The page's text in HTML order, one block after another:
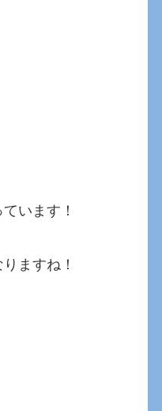
います！
ますね！